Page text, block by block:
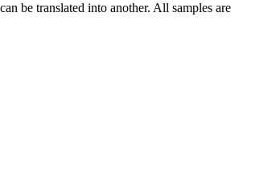
be translated into another. All samples are